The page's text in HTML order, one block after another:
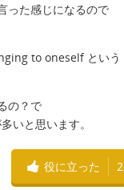
った感じになるので
to oneself という
の？で
いと思います。
役に立った 2